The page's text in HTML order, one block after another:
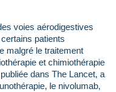
voies aérodigestives
patients
malgré le traitement
et chimiothérapie
dans The Lancet, a
le nivolumab,